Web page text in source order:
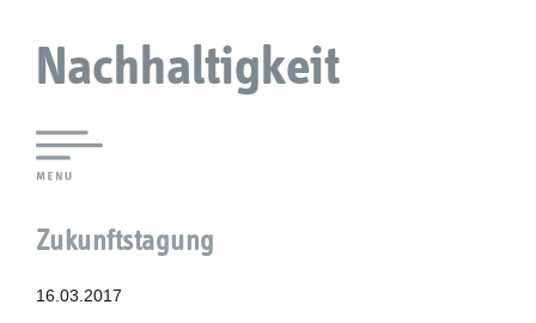
Nachhaltigkeit
Agendaforen
Zukunftstagung
16.03.2017